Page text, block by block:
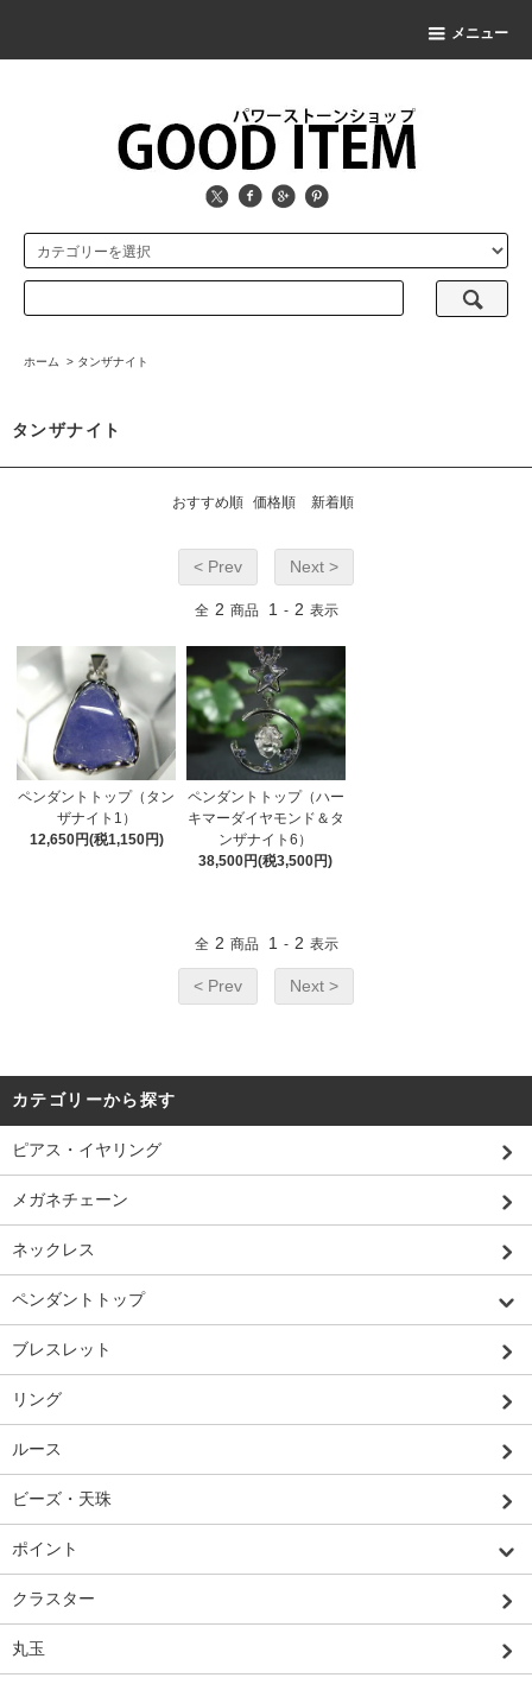
メニュー
ホーム > タンザナイト
タンザナイト
おすすめ順 価格順 新着順
< Prev Next >
全 2 商品 1 - 2 表示
ペンダントトップ（タン
ザナイト1）
12,650円(税1,150円)
ペンダントトップ（ハー
キマーダイヤモンド＆タ
ンザナイト6）
38,500円(税3,500円)
全 2 商品 1 - 2 表示
< Prev Next >
カテゴリーから探す
ピアス・イヤリング
メガネチェーン
ネックレス
ペンダントトップ
ブレスレット
リング
ルース
ビーズ・天珠
ポイント
クラスター
丸玉